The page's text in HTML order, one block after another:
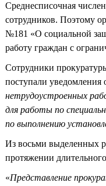
Среднесписочная
сотрудников. Поэтому
№181 «О социальной
работу граждан с
Сотрудники
поступали уведомления
нетрудоустроенных
для работы по
по выполнению
Из восьми выделенных
протяжении
«Представление